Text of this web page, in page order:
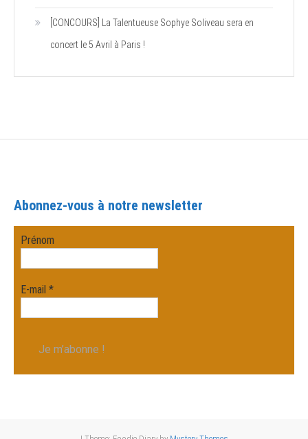
[CONCOURS] La Talentueuse Sophye Soliveau sera en
concert le 5 Avril à Paris !
Abonnez-vous à notre newsletter
Prénom
E-mail*